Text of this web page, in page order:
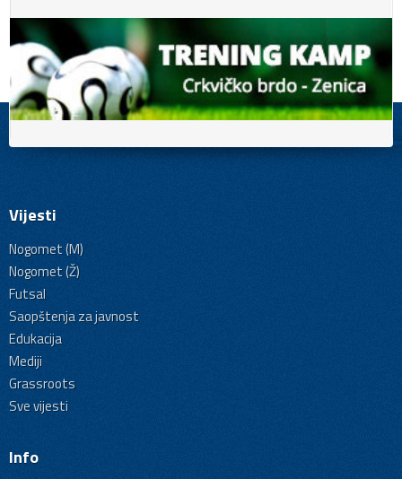
Vijesti
Nogomet (M)
Nogomet (Ž)
Futsal
Saopštenja za javnost
Edukacija
Mediji
Grassroots
Sve vijesti
Info